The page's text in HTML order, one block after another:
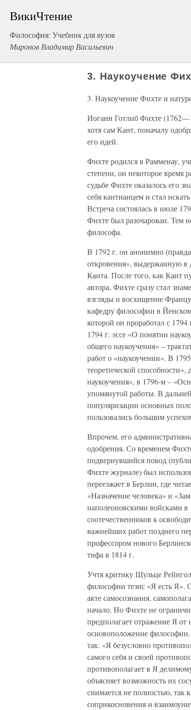
ВикиЧтение
Философия: Учебник для вузов
Миронов Владимир Васильевич
3. Наукоучение
3. Наукоучение Фихте и
Иоганн Готлиб Фихте
хотя сам Кант, поначалу
его идей.
Фихте родился в Рамменау,
степени, он некоторое
судьбе Фихте оказалось его
себя кантианцем и стал
Встреча состоялась в июле
Фихте был разочарован. Тем
философа.
В 1792 г. он анонимно
откровения», выдержанную в
Канта. После того, как Кант
автора, Фихте сразу стал
взгляды и восхищение
кафедру философии в
которой он проработал с
1794 г. эссе «О понятии
общего наукоучения» –
работ о «наукоучении». В
теоретической
наукоучения», в 1796-м –
упомянутой работы. В
популяризации основных
пользовались большим
Впрочем, его
одобрения. Со временем
подвернувшийся повод
Фихте журнале) был
переезжает в Берлин, где
«Назначение человека» и
наполеоновскими войсками в
соотечественников к
важнейших работ позднего
профессором нового
тифа в 1814 г.
Учтя критику Шульце
философии тезис «Я есть Я».
акте самосознания,
начало. Но Фихте не
предполагает отражение Я
основоположение философии,
так: «Я безусловно
самого себя и своей
противополагает в Я
объясняет возможность их
снимается не полностью, так
соприкосновения и